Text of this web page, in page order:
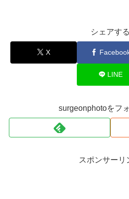
シェアする
X
LINE
surgeonphotoをフ
スポンサーリ